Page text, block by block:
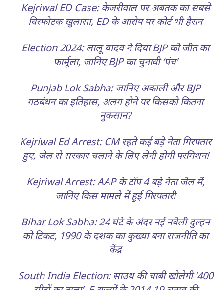
Kejriwal ED Case: केजरीवाल पर अबतक का सबसे
विस्फोटक खुलासा, ED के आरोप पर कोर्ट भी हैरान
Election 2024: लालू यादव ने दिया BJP को जीत का
फार्मूला, जानिए BJP का चुनावी ‘पंच’
Punjab Lok Sabha: जानिए अकाली और BJP
गठबंधन का इतिहास, अलग होने पर किसको कितना
नुकसान?
Kejriwal Ed Arrest: CM रहते कई बड़े नेता गिरफ्तार
हुए, जेल से सरकार चलाने के लिए लेनी होगी परमिशन!
Kejriwal Arrest: AAP के टॉप 4 बड़े नेता जेल में,
जानिए किस मामले में हुई गिरफ्तारी
Bihar Lok Sabha: 24 घंटे के अंदर नई नवेली दुल्हन
को टिकट, 1990 के दशक का कुख्या बना राजनीति का
केंद्र
South India Election: साउथ की चाबी खोलेगी ‘400